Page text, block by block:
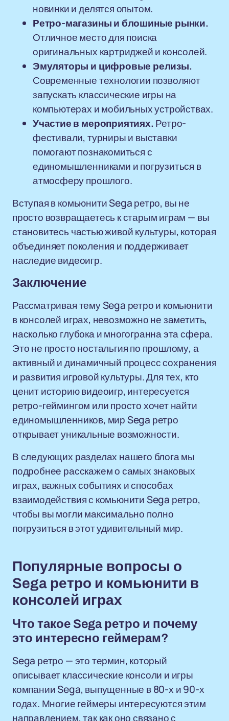
новинки и делятся опытом.
Ретро-магазины и блошиные рынки.
Отличное место для поиска
оригинальных картриджей и консолей.
Эмуляторы и цифровые релизы.
Современные технологии позволяют
запускать классические игры на
компьютерах и мобильных устройствах.
Участие в мероприятиях. Ретро-
фестивали, турниры и выставки
помогают познакомиться с
единомышленниками и погрузиться в
атмосферу прошлого.
Вступая в комьюнити Sega ретро, вы не
просто возвращаетесь к старым играм — вы
становитесь частью живой культуры, которая
объединяет поколения и поддерживает
наследие видеоигр.
Заключение
Рассматривая тему Sega ретро и комьюнити
в консолей играх, невозможно не заметить,
насколько глубока и многогранна эта сфера.
Это не просто ностальгия по прошлому, а
активный и динамичный процесс сохранения
и развития игровой культуры. Для тех, кто
ценит историю видеоигр, интересуется
ретро-геймингом или просто хочет найти
единомышленников, мир Sega ретро
открывает уникальные возможности.
В следующих разделах нашего блога мы
подробнее расскажем о самых знаковых
играх, важных событиях и способах
взаимодействия с комьюнити Sega ретро,
чтобы вы могли максимально полно
погрузиться в этот удивительный мир.
Популярные вопросы о
Sega ретро и комьюнити в
консолей играх
Что такое Sega ретро и почему
это интересно геймерам?
Sega ретро — это термин, который
описывает классические консоли и игры
компании Sega, выпущенные в 80-х и 90-х
годах. Многие геймеры интересуются этим
направлением, так как оно связано с